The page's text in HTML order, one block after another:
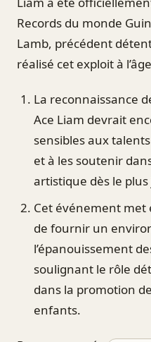
Records du monde
Lamb, précédent
réalisé cet exploit à
La reconnaissance
Ace Liam devrait
sensibles aux
et à les soutenir
artistique dès le
Cet événement met
de fournir un
l’épanouissement
soulignant le rôle
dans la promotion
enfants.